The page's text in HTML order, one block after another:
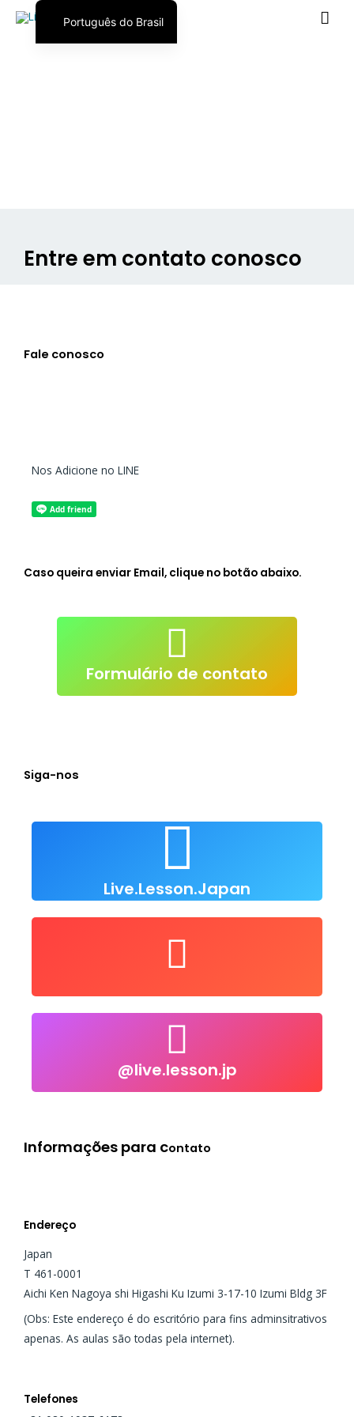
Entre em contato conosco
Fale conosco
Nos Adicione no LINE
Caso queira enviar Email, clique no botão abaixo.
Formulário de contato
Clique p/ enviar e-
mail
atendimento@live-lessons.jp
Siga-nos
Live.Lesson.Japan
user/LiveLessonsJapan
@live.lesson.jp
@live.lesson.jp
Click to follow
Informações para contato
Endereço
Japan
T 461-0001
Aichi Ken Nagoya shi Higashi Ku Izumi 3-17-10 Izumi Bldg 3F
(Obs: Este endereço é do escritório para fins adminsitrativos
apenas. As aulas são todas pela internet).
Telefones
Português do Brasil
English